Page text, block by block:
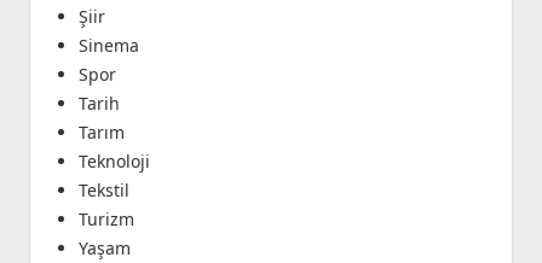
Şiir
Sinema
Spor
Tarih
Tarım
Teknoloji
Tekstil
Turizm
Yaşam